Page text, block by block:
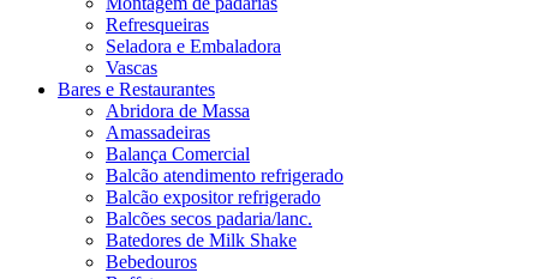
Refresqueiras
Seladora e Embaladora
Vascas
Bares e Restaurantes
Abridora de Massa
Amassadeiras
Balança Comercial
Balcão atendimento refrigerado
Balcão expositor refrigerado
Balcões secos padaria/lanc.
Batedores de Milk Shake
Bebedouros